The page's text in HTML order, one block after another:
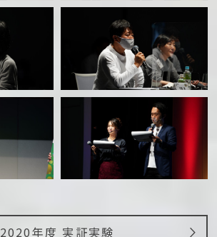
2020年度 実証実験